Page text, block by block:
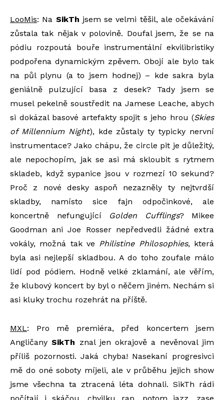
LooMis: Na SikTh jsem se velmi těšil, ale očekávání
zůstala tak nějak v polovině. Doufal jsem, že se na
pódiu rozpoutá bouře instrumentální ekvilibristiky
podpořena dynamickým zpěvem. Obojí ale bylo tak
na půl plynu (a to jsem hodnej) – kde sakra byla
geniálně pulzující basa z desek? Tady jsem se
musel pekelně soustředit na Jamese Leache, abych
si dokázal basové artefakty spojit s jeho hrou (Skies
of Millennium Night), kde zůstaly ty typicky nervní
instrumentace? Jako chápu, že circle pit je důležitý,
ale nepochopím, jak se asi má skloubit s rytmem
skladeb, když sypanice jsou v rozmezí 10 sekund?
Proč z nové desky aspoň nezazněly ty nejtvrdší
skladby, namísto sice fajn odpočinkové, ale
koncertně nefungující
Golden Cufflings? Mikee
Goodman ani Joe Rosser nepředvedli žádné extra
vokály, možná tak ve Philistine Philosophies, která
byla asi nejlepší skladbou. A do toho zoufale málo
lidí pod pódiem. Hodně velké zklamání, ale věřím,
že klubový koncert by byl o něčem jiném. Nechám si
asi kluky trochu rozehrát na příště.
MXL: Pro mě premiéra, před koncertem jsem
AngličanySikTh znal jen okrajově a nevěnoval jim
příliš pozornosti. Jaká chyba! Nasekaní progresivci
mě do oné soboty míjeli, ale v průběhu jejich show
jsme všechna ta ztracená léta dohnali. SikTh rádi